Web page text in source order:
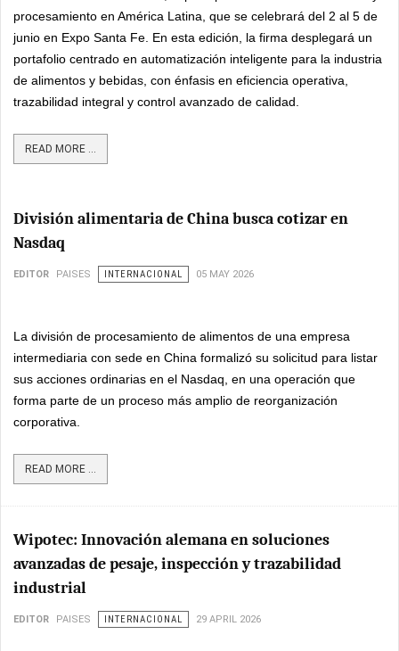
procesamiento en América Latina, que se celebrará del 2 al 5 de
junio en Expo Santa Fe. En esta edición, la firma desplegará un
portafolio centrado en automatización inteligente para la industria
de alimentos y bebidas, con énfasis en eficiencia operativa,
trazabilidad integral y control avanzado de calidad.
READ MORE ...
División alimentaria de China busca cotizar en
Nasdaq
EDITOR PAISES INTERNACIONAL 05 MAY 2026
La división de procesamiento de alimentos de una empresa
intermediaria con sede en China formalizó su solicitud para listar
sus acciones ordinarias en el Nasdaq, en una operación que
forma parte de un proceso más amplio de reorganización
corporativa.
READ MORE ...
Wipotec: Innovación alemana en soluciones
avanzadas de pesaje, inspección y trazabilidad
industrial
EDITOR PAISES INTERNACIONAL 29 APRIL 2026